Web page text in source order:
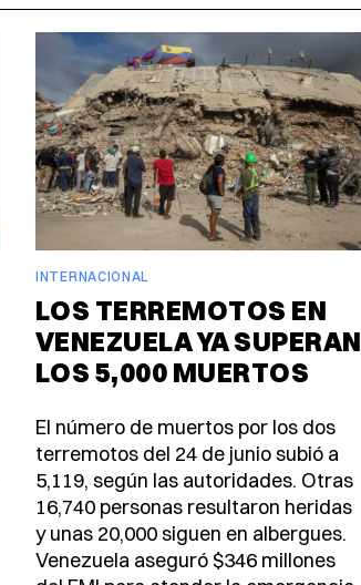
INTERNACIONAL
LOS TERREMOTOS EN
VENEZUELA YA SUPERAN
LOS 5,000 MUERTOS
El número de muertos por los dos
terremotos del 24 de junio subió a
5,119, según las autoridades. Otras
16,740 personas resultaron heridas
y unas 20,000 siguen en albergues.
Venezuela aseguró $346 millones